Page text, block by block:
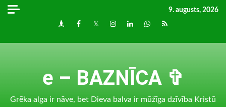
Skip
9. augusts, 2026
DraugiemFacebook
TwitterInstagram
LinkedInwhatsapp
RSS
e – BAZNĪCA ✞
Grēka alga ir nāve, bet Dieva balva ir mūžīga dzīvība Kristū